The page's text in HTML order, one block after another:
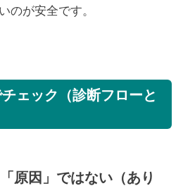
のが安全です。
ェック（診断フローと
原因」ではない（あり